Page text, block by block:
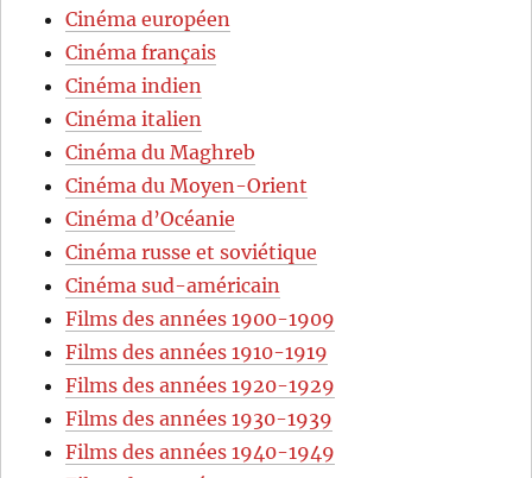
Cinéma européen
Cinéma français
Cinéma indien
Cinéma italien
Cinéma du Maghreb
Cinéma du Moyen-Orient
Cinéma d’Océanie
Cinéma russe et soviétique
Cinéma sud-américain
Films des années 1900-1909
Films des années 1910-1919
Films des années 1920-1929
Films des années 1930-1939
Films des années 1940-1949